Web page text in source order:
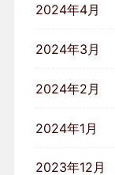
2024年4月
2024年3月
2024年2月
2024年1月
2023年12月